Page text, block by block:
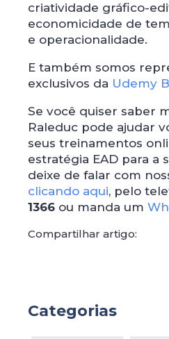
criatividade gráfico-
economicidade de
e operacionalidade.
E também somos
exclusivos da Udemy
Se você quiser saber
Raleduc pode ajudar
seus treinamentos
estratégia EAD para a
deixe de falar com
clicando aqui, pelo
1366 ou manda um
Compartilhar artigo:
Categorias